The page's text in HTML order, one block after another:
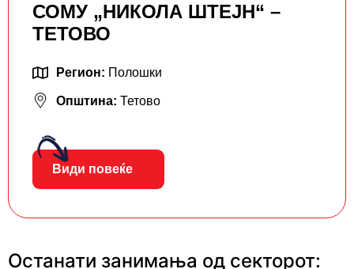
СОМУ „НИКОЛА ШТЕЈН“ –
ТЕТОВО
Регион: Полошки
Општина: Тетово
Види повеќе
Останати занимања од секторот: